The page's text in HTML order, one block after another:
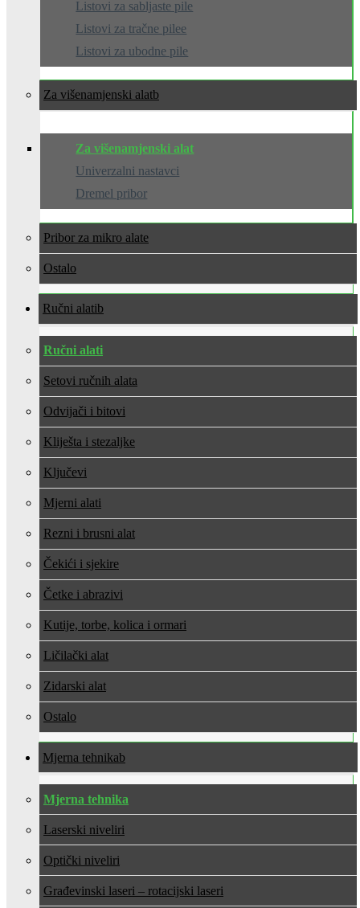
Listovi za sabljaste pile
Listovi za tračne pilee
Listovi za ubodne pile
Za višenamjenski alat
Za višenamjenski alat
Univerzalni nastavci
Dremel pribor
Pribor za mikro alate
Ostalo
Ručni alati
Ručni alati
Setovi ručnih alata
Odvijači i bitovi
Kliješta i stezaljke
Ključevi
Mjerni alati
Rezni i brusni alat
Čekići i sjekire
Četke i abrazivi
Kutije, torbe, kolica i ormari
Ličilački alat
Zidarski alat
Ostalo
Mjerna tehnika
Mjerna tehnika
Laserski niveliri
Optički niveliri
Građevinski laseri – rotacijski laseri